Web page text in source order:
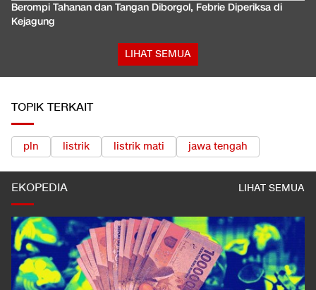
Berompi Tahanan dan Tangan Diborgol, Febrie Diperiksa di
Kejagung
LIHAT SEMUA
TOPIK TERKAIT
pln listrik listrik mati jawa tengah
EKOPEDIA LIHAT SEMUA